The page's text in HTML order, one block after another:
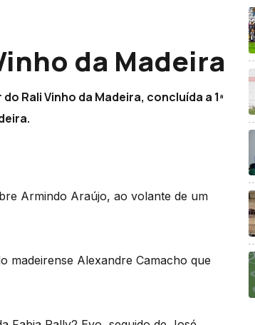
da Madeira
Rali Vinho da Madeira, concluída a 1ª
Armindo Araújo, ao volante de um
madeirense Alexandre Camacho que